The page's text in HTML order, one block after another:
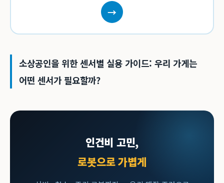
→
소상공인을 위한 센서별 실용 가이드: 우리 가게는
어떤 센서가 필요할까?
인건비 고민,
로봇으로 가볍게